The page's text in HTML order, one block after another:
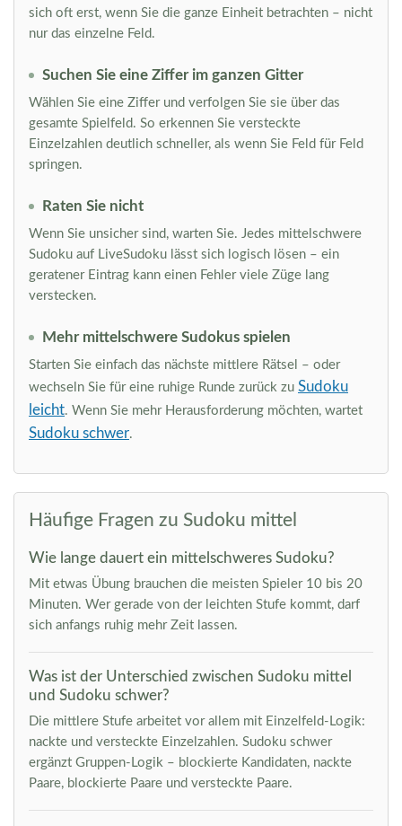
sich oft erst, wenn Sie die ganze Einheit betrachten – nicht
nur das einzelne Feld.
Suchen Sie eine Ziffer im ganzen Gitter
Wählen Sie eine Ziffer und verfolgen Sie sie über das
gesamte Spielfeld. So erkennen Sie versteckte
Einzelzahlen deutlich schneller, als wenn Sie Feld für Feld
springen.
Raten Sie nicht
Wenn Sie unsicher sind, warten Sie. Jedes mittelschwere
Sudoku auf LiveSudoku lässt sich logisch lösen – ein
geratener Eintrag kann einen Fehler viele Züge lang
verstecken.
Mehr mittelschwere Sudokus spielen
Starten Sie einfach das nächste mittlere Rätsel – oder
wechseln Sie für eine ruhige Runde zurück zu Sudoku
leicht. Wenn Sie mehr Herausforderung möchten, wartet
Sudoku schwer.
Häufige Fragen zu Sudoku mittel
Wie lange dauert ein mittelschweres Sudoku?
Mit etwas Übung brauchen die meisten Spieler 10 bis 20
Minuten. Wer gerade von der leichten Stufe kommt, darf
sich anfangs ruhig mehr Zeit lassen.
Was ist der Unterschied zwischen Sudoku mittel
und Sudoku schwer?
Die mittlere Stufe arbeitet vor allem mit Einzelfeld-Logik:
nackte und versteckte Einzelzahlen. Sudoku schwer
ergänzt Gruppen-Logik – blockierte Kandidaten, nackte
Paare, blockierte Paare und versteckte Paare.